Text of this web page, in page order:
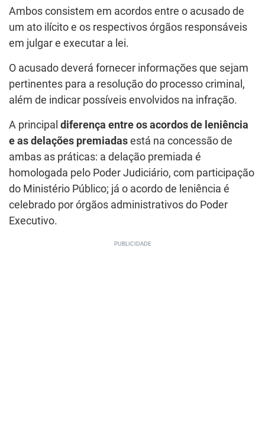
Ambos consistem em acordos entre o acusado de
um ato ilícito e os respectivos órgãos responsáveis
em julgar e executar a lei.
O acusado deverá fornecer informações que sejam
pertinentes para a resolução do processo criminal,
além de indicar possíveis envolvidos na infração.
A principal diferença entre os acordos de leniência
e as delações premiadas está na concessão de
ambas as práticas: a delação premiada é
homologada pelo Poder Judiciário, com participação
do Ministério Público; já o acordo de leniência é
celebrado por órgãos administrativos do Poder
Executivo.